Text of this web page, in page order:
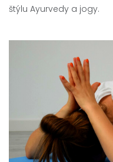
štýlu Ayurvedy a jogy.